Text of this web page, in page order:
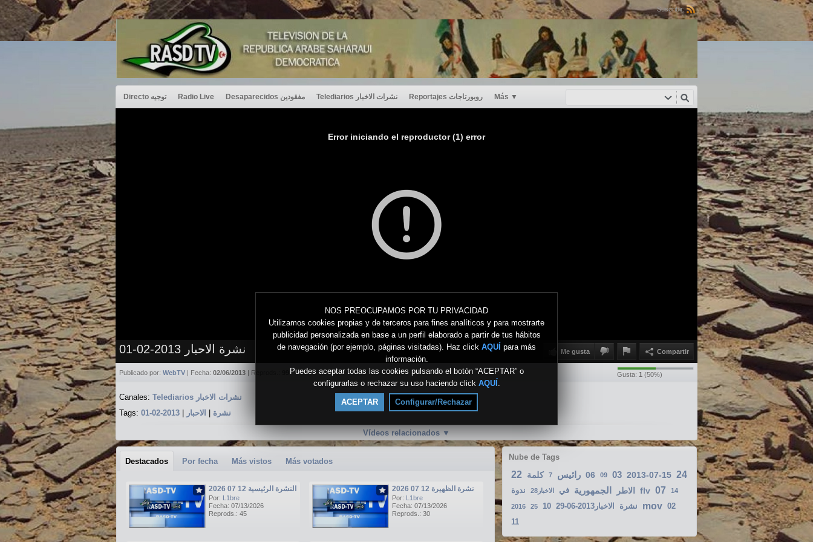
NOS PREOCUPAMOS POR TU PRIVACIDAD
Utilizamos cookies propias y de terceros para fines analíticos y para mostrarte
publicidad personalizada en base a un perfil elaborado a partir de tus hábitos
de navegación (por ejemplo, páginas visitadas). Haz click AQUÍ para más
información.
Puedes aceptar todas las cookies pulsando el botón “ACEPTAR” o
configurarlas o rechazar su uso haciendo click AQUÍ .
ACEPTAR Configurar/Rechazar
Suscribir:
Directo توجيه Radio Live Desaparecidos مفقودين Telediarios نشرات الاخبار Reportajes روبورتاجات Más ▼
Error iniciando el reproductor (1) error
Me gusta Compartir نشرة الاحبار 2013-02-01
Gusta: 1 (50%)
Publicado por: WebTV | Fecha: 02/06/2013 | Reprods.:
Canales:
Telediarios نشرات الاخبار
Tags:
نشرة الاحبار 2013-02-01
Vídeos relacionados▼
Nube de Tags
22 كلمة 7 رائيس 06 09 03 2013-07-15 24
ندوة الاخبار28 في الجمهورية الاطر flv 07 14
2016 25 10 الاخبار2013-06-29 نشرة mov 02
11
Destacados Por fecha Más vistos Más votados
النشرة الرئيسية 12 07 2026
Por: L1bre
Fecha: 07/13/2026
Reprods.: 45
نشرة الظهيرة 12 07 2026
Por: L1bre
Fecha: 07/13/2026
Reprods.: 30